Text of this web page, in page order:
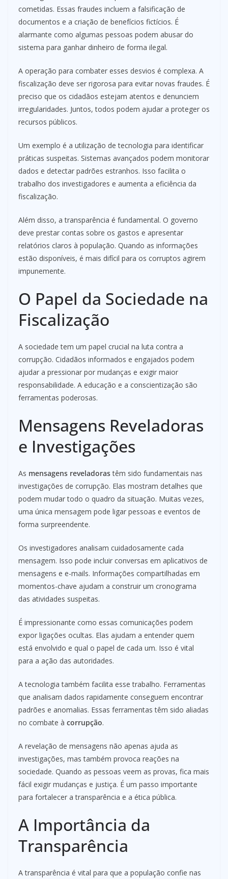
cometidas. Essas fraudes incluem a falsificação de
documentos e a criação de benefícios fictícios. É
alarmante como algumas pessoas podem abusar do
sistema para ganhar dinheiro de forma ilegal.
A operação para combater esses desvios é complexa. A
fiscalização deve ser rigorosa para evitar novas fraudes. É
preciso que os cidadãos estejam atentos e denunciem
irregularidades. Juntos, todos podem ajudar a proteger os
recursos públicos.
Um exemplo é a utilização de tecnologia para identificar
práticas suspeitas. Sistemas avançados podem monitorar
dados e detectar padrões estranhos. Isso facilita o
trabalho dos investigadores e aumenta a eficiência da
fiscalização.
Além disso, a transparência é fundamental. O governo
deve prestar contas sobre os gastos e apresentar
relatórios claros à população. Quando as informações
estão disponíveis, é mais difícil para os corruptos agirem
impunemente.
O Papel da Sociedade na
Fiscalização
A sociedade tem um papel crucial na luta contra a
corrupção. Cidadãos informados e engajados podem
ajudar a pressionar por mudanças e exigir maior
responsabilidade. A educação e a conscientização são
ferramentas poderosas.
Mensagens Reveladoras
e Investigações
As mensagens reveladorastêm sido fundamentais nas
investigações de corrupção. Elas mostram detalhes que
podem mudar todo o quadro da situação. Muitas vezes,
uma única mensagem pode ligar pessoas e eventos de
forma surpreendente.
Os investigadores analisam cuidadosamente cada
mensagem. Isso pode incluir conversas em aplicativos de
mensagens e e-mails. Informações compartilhadas em
momentos-chave ajudam a construir um cronograma
das atividades suspeitas.
É impressionante como essas comunicações podem
expor ligações ocultas. Elas ajudam a entender quem
está envolvido e qual o papel de cada um. Isso é vital
para a ação das autoridades.
A tecnologia também facilita esse trabalho. Ferramentas
que analisam dados rapidamente conseguem encontrar
padrões e anomalias. Essas ferramentas têm sido aliadas
no combate à corrupção.
A revelação de mensagens não apenas ajuda as
investigações, mas também provoca reações na
sociedade. Quando as pessoas veem as provas, fica mais
fácil exigir mudanças e justiça. É um passo importante
para fortalecer a transparência e a ética pública.
A Importância da
Transparência
A transparência é vital para que a população confie nas